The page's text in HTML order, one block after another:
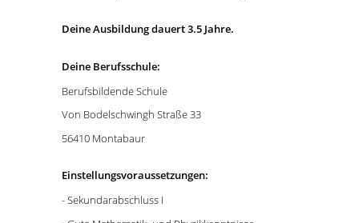
Deine Ausbildung dauert 3.5 Jahre.
Deine Berufsschule:
Berufsbildende Schule
Von Bodelschwingh Straße 33
56410 Montabaur
Einstellungsvoraussetzungen:
- Sekundarabschluss I